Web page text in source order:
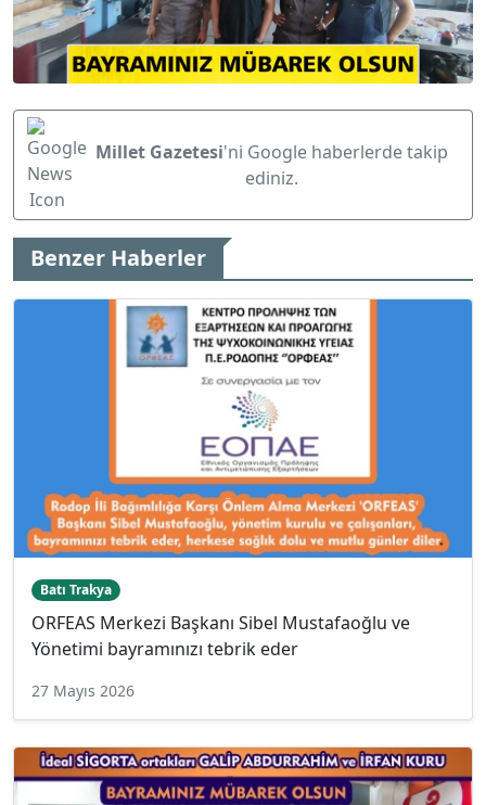
Millet Gazetesi'ni Google haberlerde takip
ediniz.
Benzer Haberler
Batı Trakya
ORFEAS Merkezi Başkanı Sibel Mustafaoğlu ve
Yönetimi bayramınızı tebrik eder
27 Mayıs 2026